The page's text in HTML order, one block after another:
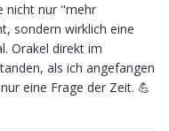
nicht nur "mehr
sondern wirklich eine
Orakel direkt im
als ich angefangen
eine Frage der Zeit. 💪